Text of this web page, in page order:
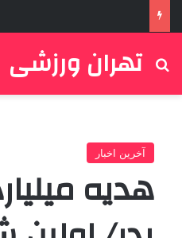
تهران ورزشی
جستجو برای
آخرین اخبار
هدیه